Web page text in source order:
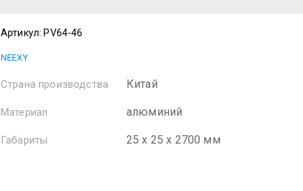
Артикул: PV64-46
NEEXY
Страна производства Китай
Материал алюминий
Габариты 25 х 25 х 2700 мм